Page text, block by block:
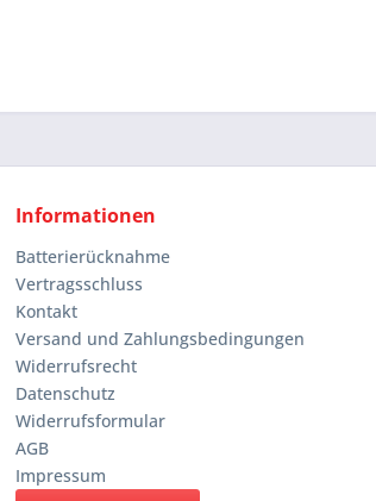
Informationen
Batterierücknahme
Vertragsschluss
Kontakt
Versand und Zahlungsbedingungen
Widerrufsrecht
Datenschutz
Widerrufsformular
AGB
Impressum